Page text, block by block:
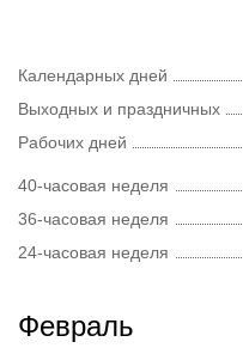
Календарных дней
Выходных и праздничных
Рабочих дней
40-часовая неделя
36-часовая неделя
24-часовая неделя
Февраль